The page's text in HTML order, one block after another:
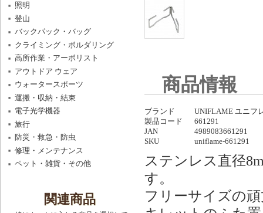
商品情報
ブランド
UNIFLAME ユニフ
製品コード
661291
JAN
4989083661291
SKU
uniflame-661291
ステンレス直径
す。
フリーサイズの
照明
登山
バックパック・バッグ
クライミング・ボルダリング
高所作業・アーボリスト
アウトドア ウェア
ウォータースポーツ
運搬・収納・結束
電子光学機器
旅行
防災・救急・防虫
修理・メンテナンス
ペット・雑貨・その他
関連商品